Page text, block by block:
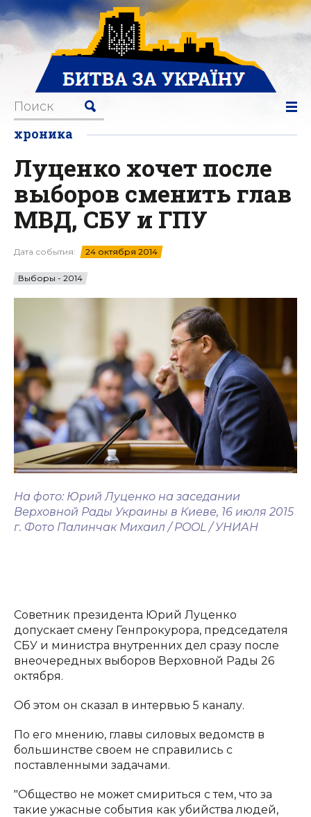
хроника
Луценко хочет после
выборов сменить глав
МВД, СБУ и ГПУ
Дата события: 24 октября 2014
Выборы - 2014
На фото: Юрий Луценко на заседании
Верховной Рады Украины в Киеве, 16 июля 2015
г. Фото Палинчак Михаил / POOL / УНИАН
Советник президента Юрий Луценко
допускает смену Генпрокурора, председателя
СБУ и министра внутренних дел сразу после
внеочередных выборов Верховной Рады 26
октября.
Об этом он сказал в интервью 5 каналу.
По его мнению, главы силовых ведомств в
большинстве своем не справились с
поставленными задачами.
"Общество не может смириться с тем, что за
такие ужасные события как убийства людей,